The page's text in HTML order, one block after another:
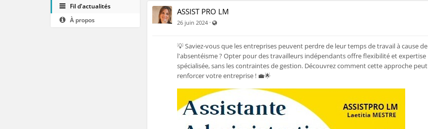
Fil d'actualités
À propos
ASSIST PRO LM
26 juin 2024 ·
💡 Saviez-vous que les entreprises peuvent perdre de leur temps de travail à cause de
l'absentéisme ? Opter pour des travailleurs indépendants offre flexibilité et expertise
spécialisée, sans les contraintes de gestion. Découvrez comment cette approche peut
renforcer votre entreprise ! 💼🌟